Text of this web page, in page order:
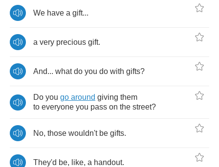
We have a gift...
a very precious gift.
And... what do you do with gifts?
Do you go around giving them
to everyone you pass on the street?
No, those wouldn't be gifts.
They'd be, like, a handout.